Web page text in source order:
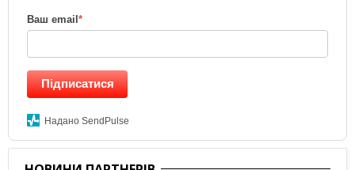
Ваш email*
Підписатися
Надано SendPulse